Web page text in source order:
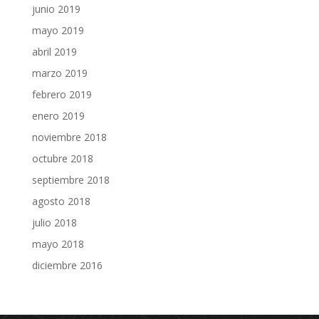
junio 2019
mayo 2019
abril 2019
marzo 2019
febrero 2019
enero 2019
noviembre 2018
octubre 2018
septiembre 2018
agosto 2018
julio 2018
mayo 2018
diciembre 2016